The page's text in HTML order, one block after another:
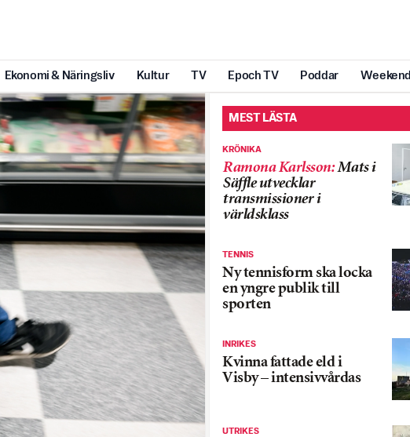
Ekonomi & Näringsliv Kultur TV Epoch TV Poddar Weekend
MEST LÄSTA
KRÖNIKA
Ramona Karlsson:Mats i
Säffle utvecklar
transmissioner i
världsklass
TENNIS
Ny tennisform ska locka
en yngre publik till
sporten
INRIKES
Kvinna fattade eld i
Visby – intensivvårdas
UTRIKES